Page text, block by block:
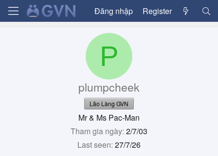
Đăng nhập Register
P
plumpcheek
Lão Làng GVN
Mr & Ms Pac-Man
Tham gia ngày 2/7/03
Last seen 27/7/26